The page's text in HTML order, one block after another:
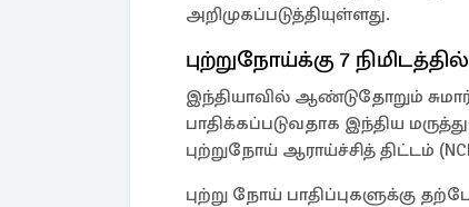
அறிமுகப்படுத்தியுள்ளது.
புற்றுநோய்க்கு 7
இந்தியாவில் ஆண்டுதோறும்
பாதிக்கப்படுவதாக இந்திய
புற்றுநோய் ஆராய்ச்சித் திட்டம்
புற்று நோய் பாதிப்புகளுக்கு